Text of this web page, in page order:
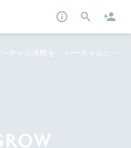
日本に新たなバーチャル体験を。 バーチャルヒューマンをプロデュースするAwwが1億円を調達──押さえておきたい資金調達ニュース